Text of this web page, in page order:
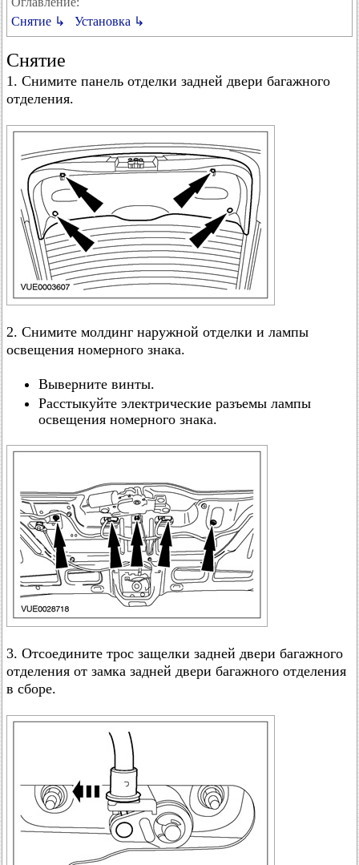
Снятие ↳
Установка ↳
Снятие
1. Снимите панель отделки задней двери багажного
отделения.
2. Снимите молдинг наружной отделки и лампы
освещения номерного знака.
Выверните винты.
Расстыкуйте электрические разъемы лампы
освещения номерного знака.
3. Отсоедините трос защелки задней двери багажного
отделения от замка задней двери багажного отделения
в сборе.